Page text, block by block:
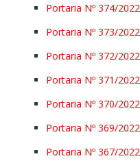
Portaria Nº 374/2022
Portaria Nº 373/2022
Portaria Nº 372/2022
Portaria Nº 371/2022
Portaria Nº 370/2022
Portaria Nº 369/2022
Portaria Nº 367/2022